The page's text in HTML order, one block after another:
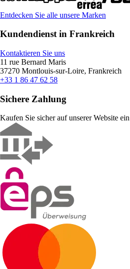
Entdecken Sie alle unsere Marken
Kundendienst in Frankreich
Kontaktieren Sie uns
11 rue Bernard Maris
37270 Montlouis-sur-Loire, Frankreich
+33 1 86 47 62 58
Sichere Zahlung
Kaufen Sie sicher auf unserer Website ein